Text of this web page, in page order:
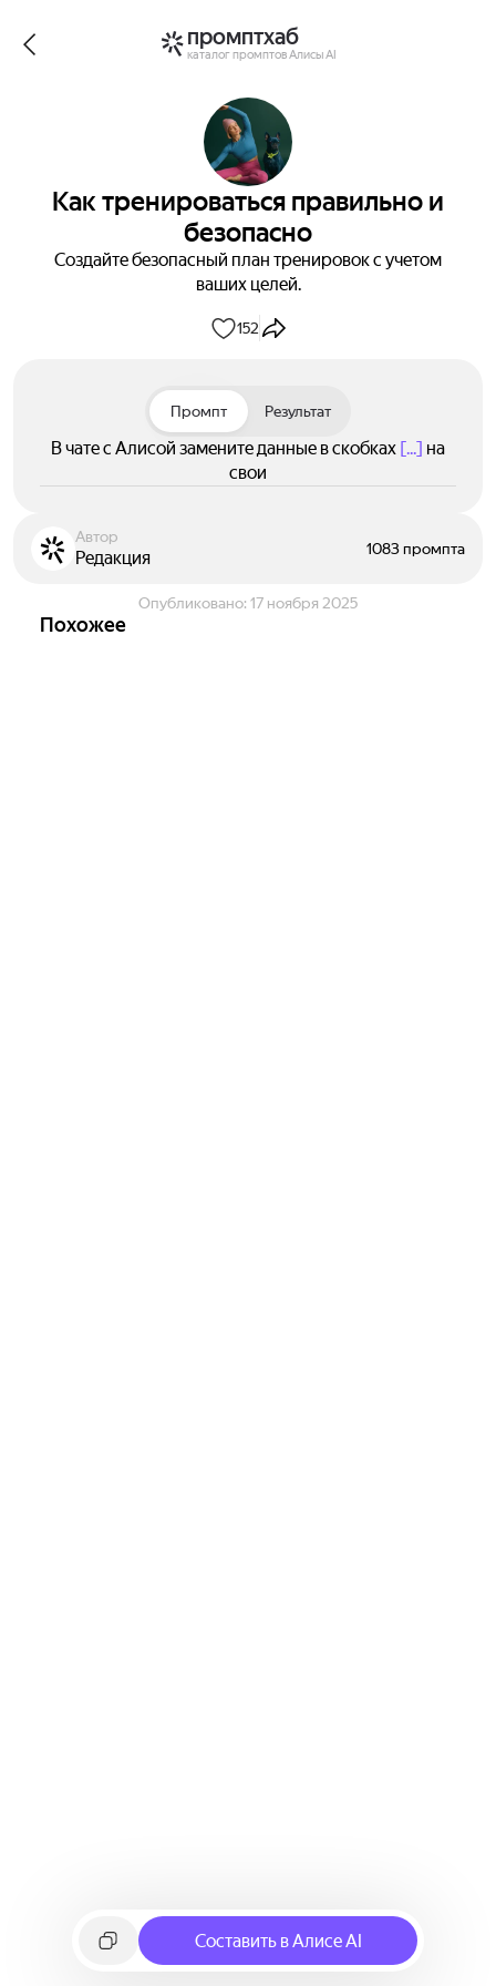
промптхаб
каталог промптов Алисы AI
Как тренироваться правильно и
безопасно
Создайте безопасный план тренировок с учетом
ваших целей.
152
Промпт Результат
В чате с Алисой замените данные в скобках [...] на
свои
Автор
Редакция 1083 промпта
Опубликовано: 17 ноября 2025
Похожее
Составить в Алисе AI